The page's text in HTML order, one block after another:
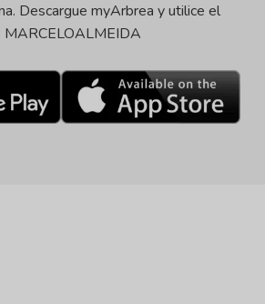
Descargue myArbrea y utilice el
MARCELOALMEIDA